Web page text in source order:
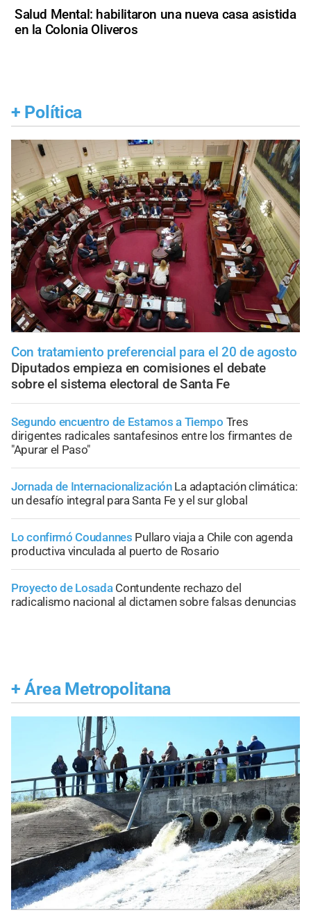
Salud Mental: habilitaron una nueva casa asistida
en la Colonia Oliveros
+ Política
Con tratamiento preferencial para el 20 de agosto
Diputados empieza en comisiones el debate
sobre el sistema electoral de Santa Fe
Segundo encuentro de Estamos a Tiempo Tres
dirigentes radicales santafesinos entre los firmantes de
"Apurar el Paso"
Jornada de Internacionalización La adaptación climática:
un desafío integral para Santa Fe y el sur global
Lo confirmó Coudannes Pullaro viaja a Chile con agenda
productiva vinculada al puerto de Rosario
Proyecto de Losada Contundente rechazo del
radicalismo nacional al dictamen sobre falsas denuncias
+ Área Metropolitana